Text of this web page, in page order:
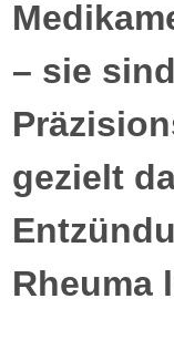
– sie
gezielt
Rheuma